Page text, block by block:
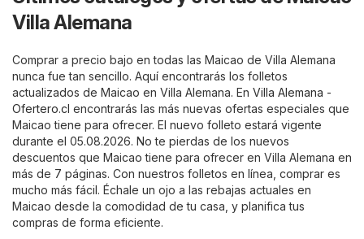
Villa Alemana
Comprar a precio bajo en todas las Maicao de Villa Alemana
nunca fue tan sencillo. Aquí encontrarás los folletos
actualizados de Maicao en Villa Alemana. En Villa Alemana -
Ofertero.cl encontrarás las más nuevas ofertas especiales que
Maicao tiene para ofrecer. El nuevo folleto estará vigente
durante el 05.08.2026. No te pierdas de los nuevos
descuentos que Maicao tiene para ofrecer en Villa Alemana en
más de 7 páginas. Con nuestros folletos en línea, comprar es
mucho más fácil. Échale un ojo a las rebajas actuales en
Maicao desde la comodidad de tu casa, y planifica tus
compras de forma eficiente.